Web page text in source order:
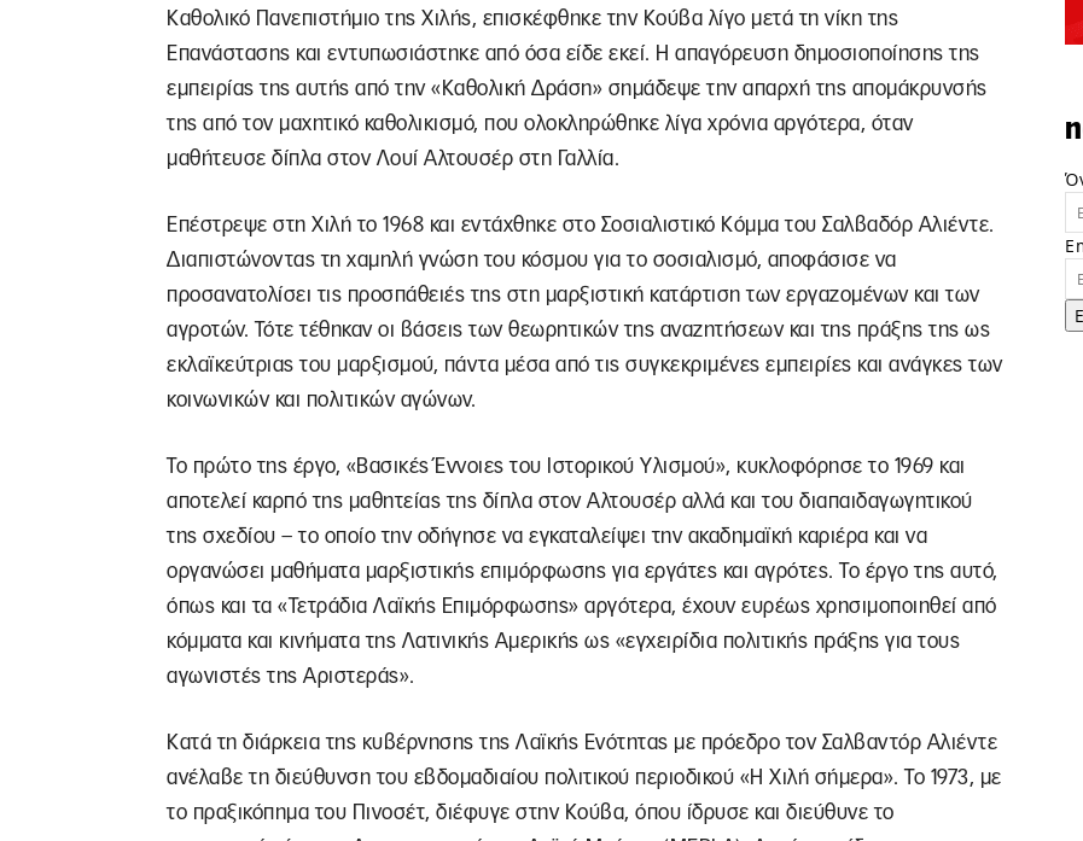
Καθολικό Πανεπιστήμιο της Χιλής, επισκέφθηκε την Κούβα λίγο μετά τη νίκη της
Επανάστασης και εντυπωσιάστηκε από όσα είδε εκεί. Η απαγόρευση δημοσιοποίησης της
εμπειρίας της αυτής από την «Καθολική Δράση» σημάδεψε την απαρχή της απομάκρυνσής
της από τον μαχητικό καθολικισμό, που ολοκληρώθηκε λίγα χρόνια αργότερα, όταν
μαθήτευσε δίπλα στον Λουί Αλτουσέρ στη Γαλλία.
Επέστρεψε στη Χιλή το 1968 και εντάχθηκε στο Σοσιαλιστικό Κόμμα του Σαλβαδόρ Αλιέντε.
Διαπιστώνοντας τη χαμηλή γνώση του κόσμου για το σοσιαλισμό, αποφάσισε να
προσανατολίσει τις προσπάθειές της στη μαρξιστική κατάρτιση των εργαζομένων και των
αγροτών. Τότε τέθηκαν οι βάσεις των θεωρητικών της αναζητήσεων και της πράξης της ως
εκλαϊκεύτριας του μαρξισμού, πάντα μέσα από τις συγκεκριμένες εμπειρίες και ανάγκες των
κοινωνικών και πολιτικών αγώνων.
Το πρώτο της έργο, «Βασικές Έννοιες του Ιστορικού Υλισμού», κυκλοφόρησε το 1969 και
αποτελεί καρπό της μαθητείας της δίπλα στον Αλτουσέρ αλλά και του διαπαιδαγωγητικού
της σχεδίου – το οποίο την οδήγησε να εγκαταλείψει την ακαδημαϊκή καριέρα και να
οργανώσει μαθήματα μαρξιστικής επιμόρφωσης για εργάτες και αγρότες. Το έργο της αυτό,
όπως και τα «Τετράδια Λαϊκής Επιμόρφωσης» αργότερα, έχουν ευρέως χρησιμοποιηθεί από
κόμματα και κινήματα της Λατινικής Αμερικής ως «εγχειρίδια πολιτικής πράξης για τους
αγωνιστές της Αριστεράς».
Κατά τη διάρκεια της κυβέρνησης της Λαϊκής Ενότητας με πρόεδρο τον Σαλβαντόρ Αλιέντε
ανέλαβε τη διεύθυνση του εβδομαδιαίου πολιτικού περιοδικού «Η Χιλή σήμερα». Το 1973, με
το πραξικόπημα του Πινοσέτ, διέφυγε στην Κούβα, όπου ίδρυσε και διεύθυνε το